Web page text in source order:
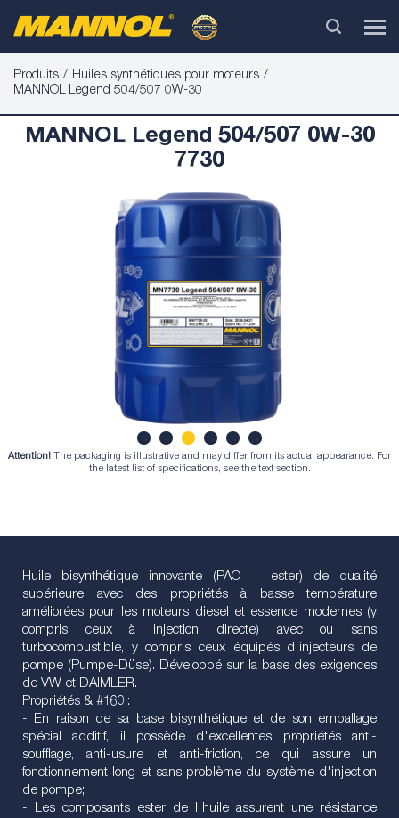
Produits
Huiles synthétiques pour moteurs
MANNOL Legend 504/507 0W-30
MANNOL Legend 504/507 0W-30
7730
1 2 3 4 6
Attention! The packaging is illustrative and may differ from its actual appearance. For
the latest list of specifications, see the text section.
Huile bisynthétique innovante (PAO + ester) de qualité
supérieure avec des propriétés à basse température
améliorées pour les moteurs diesel et essence modernes (y
compris ceux à injection directe) avec ou sans
turbocombustible, y compris ceux équipés d'injecteurs de
pompe (Pumpe-Düse). Développé sur la base des exigences
de VW et DAIMLER.
Propriétés & #160;:
- En raison de sa base bisynthétique et de son emballage
spécial additif, il possède d'excellentes propriétés anti-
soufflage, anti-usure et anti-friction, ce qui assure un
fonctionnement long et sans problème du système d'injection
de pompe;
- Les composants ester de l'huile assurent une résistance